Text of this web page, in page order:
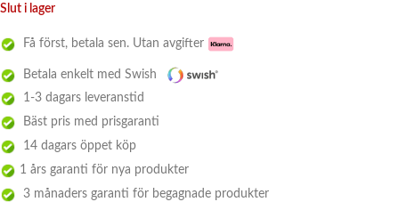
Slut i lager
Få först, betala sen. Utan avgifter
Betala enkelt med Swish
1-3 dagars leveranstid
Bäst pris med prisgaranti
14 dagars öppet köp
1 års garanti för nya produkter
3 månaders garanti för begagnade produkter